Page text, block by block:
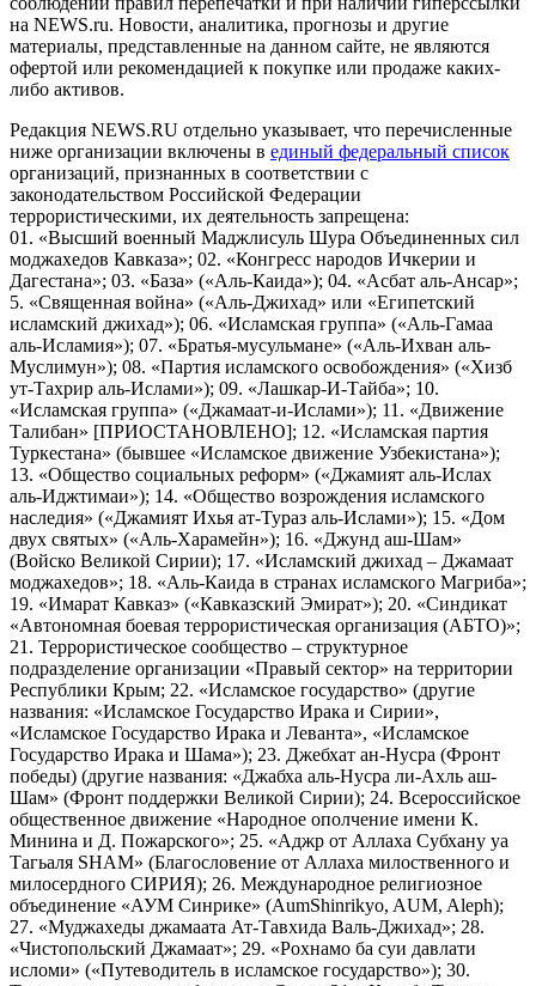
на NEWS.ru. Новости, аналитика, прогнозы и другие
материалы, представленные на данном сайте, не являются
офертой или рекомендацией к покупке или продаже каких-
либо активов.
Редакция NEWS.RU отдельно указывает, что перечисленные
ниже организации включены в единый федеральный список
организаций, признанных в соответствии с
законодательством Российской Федерации
террористическими, их деятельность запрещена:
01. «Высший военный Маджлисуль Шура Объединенных сил
моджахедов Кавказа»; 02. «Конгресс народов Ичкерии и
Дагестана»; 03. «База» («Аль-Каида»); 04. «Асбат аль-Ансар»;
5. «Священная война» («Аль-Джихад» или «Египетский
исламский джихад»); 06. «Исламская группа» («Аль-Гамаа
аль-Исламия»); 07. «Братья-мусульмане» («Аль-Ихван аль-
Муслимун»); 08. «Партия исламского освобождения» («Хизб
ут-Тахрир аль-Ислами»); 09. «Лашкар-И-Тайба»; 10.
«Исламская группа» («Джамаат-и-Ислами»); 11. «Движение
Талибан» [ПРИОСТАНОВЛЕНО]; 12. «Исламская партия
Туркестана» (бывшее «Исламское движение Узбекистана»);
13. «Общество социальных реформ» («Джамият аль-Ислах
аль-Иджтимаи»); 14. «Общество возрождения исламского
наследия» («Джамият Ихья ат-Тураз аль-Ислами»); 15. «Дом
двух святых» («Аль-Харамейн»); 16. «Джунд аш-Шам»
(Войско Великой Сирии); 17. «Исламский джихад – Джамаат
моджахедов»; 18. «Аль-Каида в странах исламского Магриба»;
19. «Имарат Кавказ» («Кавказский Эмират»); 20. «Синдикат
«Автономная боевая террористическая организация (АБТО)»;
21. Террористическое сообщество – структурное
подразделение организации «Правый сектор» на территории
Республики Крым; 22. «Исламское государство» (другие
названия: «Исламское Государство Ирака и Сирии»,
«Исламское Государство Ирака и Леванта», «Исламское
Государство Ирака и Шама»); 23. Джебхат ан-Нусра (Фронт
победы) (другие названия: «Джабха аль-Нусра ли-Ахль аш-
Шам» (Фронт поддержки Великой Сирии); 24. Всероссийское
общественное движение «Народное ополчение имени К.
Минина и Д. Пожарского»; 25. «Аджр от Аллаха Субхану уа
Тагьаля SHAM» (Благословение от Аллаха милоственного и
милосердного СИРИЯ); 26. Международное религиозное
объединение «АУМ Синрике» (AumShinrikyo, AUM, Aleph);
27. «Муджахеды джамаата Ат-Тавхида Валь-Джихад»; 28.
«Чистопольский Джамаат»; 29. «Рохнамо ба суи давлати
исломи» («Путеводитель в исламское государство»); 30.